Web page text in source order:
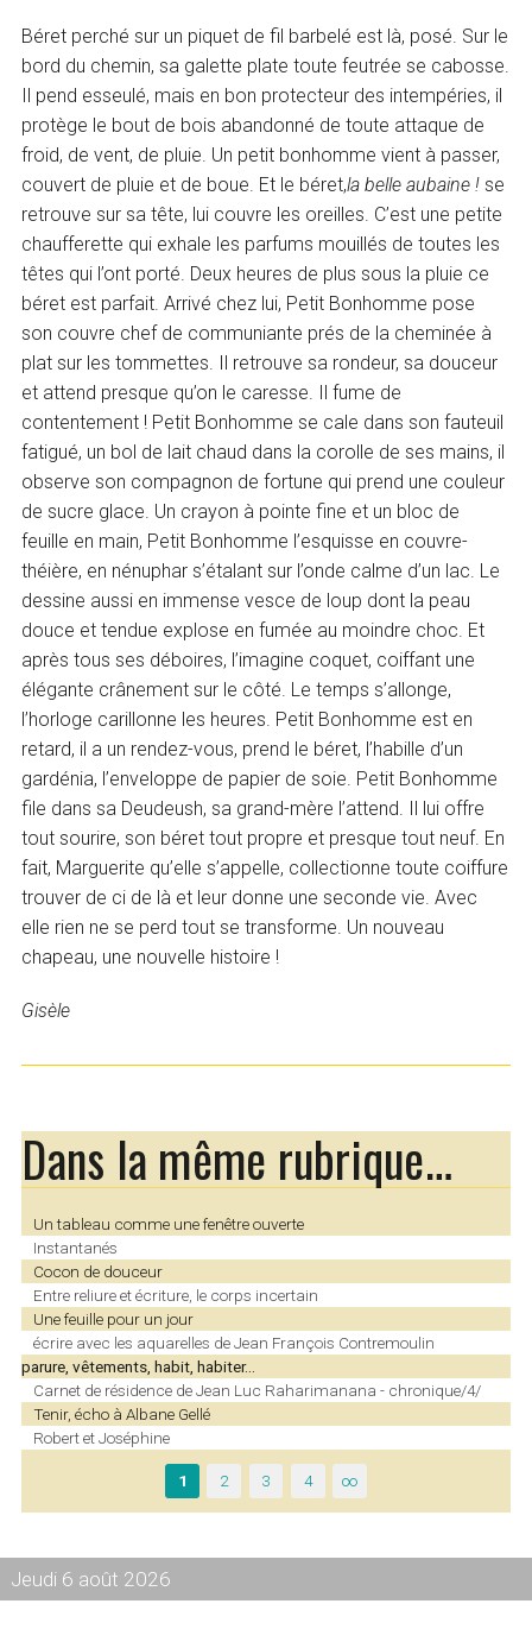
Béret perché sur un piquet de fil barbelé est là, posé. Sur le
bord du chemin, sa galette plate toute feutrée se cabosse.
Il pend esseulé, mais en bon protecteur des intempéries, il
protège le bout de bois abandonné de toute attaque de
froid, de vent, de pluie. Un petit bonhomme vient à passer,
couvert de pluie et de boue. Et le béret,la belle aubaine ! se
retrouve sur sa tête, lui couvre les oreilles. C’est une petite
chaufferette qui exhale les parfums mouillés de toutes les
têtes qui l’ont porté. Deux heures de plus sous la pluie ce
béret est parfait. Arrivé chez lui, Petit Bonhomme pose
son couvre chef de communiante prés de la cheminée à
plat sur les tommettes. Il retrouve sa rondeur, sa douceur
et attend presque qu’on le caresse. Il fume de
contentement ! Petit Bonhomme se cale dans son fauteuil
fatigué, un bol de lait chaud dans la corolle de ses mains, il
observe son compagnon de fortune qui prend une couleur
de sucre glace. Un crayon à pointe fine et un bloc de
feuille en main, Petit Bonhomme l’esquisse en couvre-
théière, en nénuphar s’étalant sur l’onde calme d’un lac. Le
dessine aussi en immense vesce de loup dont la peau
douce et tendue explose en fumée au moindre choc. Et
après tous ses déboires, l’imagine coquet, coiffant une
élégante crânement sur le côté. Le temps s’allonge,
l’horloge carillonne les heures. Petit Bonhomme est en
retard, il a un rendez-vous, prend le béret, l’habille d’un
gardénia, l’enveloppe de papier de soie. Petit Bonhomme
file dans sa Deudeush, sa grand-mère l’attend. Il lui offre
tout sourire, son béret tout propre et presque tout neuf. En
fait, Marguerite qu’elle s’appelle, collectionne toute coiffure
trouver de ci de là et leur donne une seconde vie. Avec
elle rien ne se perd tout se transforme. Un nouveau
chapeau, une nouvelle histoire !
Gisèle
Dans la même rubrique…
Un tableau comme une fenêtre ouverte
Instantanés
Cocon de douceur
Entre reliure et écriture, le corps incertain
Une feuille pour un jour
écrire avec les aquarelles de Jean François Contremoulin
parure, vêtements, habit, habiter…
Carnet de résidence de Jean Luc Raharimanana - chronique/4/
Tenir, écho à Albane Gellé
Robert et Joséphine
1 2 3 4 ∞
Jeudi 6 août 2026